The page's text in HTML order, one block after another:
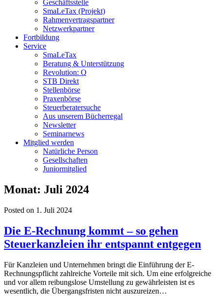
Geschäftsstelle
SmaLeTax (Projekt)
Rahmenvertragspartner
Netzwerkpartner
Fortbildung
Service
SmaLeTax
Beratung & Unterstützung
Revolution: Q
STB Direkt
Stellenbörse
Praxenbörse
Steuerberatersuche
Aus unserem Bücherregal
Newsletter
Seminarnews
Mitglied werden
Natürliche Person
Gesellschaften
Juniormitglied
Monat: Juli 2024
Posted on 1. Juli 2024
Die E-Rechnung kommt – so gehen
Steuerkanzleien ihr entspannt entgegen
Für Kanzleien und Unternehmen bringt die Einführung der E-
Rechnungspflicht zahlreiche Vorteile mit sich. Um eine erfolgreiche
und vor allem reibungslose Umstellung zu gewährleisten ist es
wesentlich, die Übergangsfristen nicht auszureizen…